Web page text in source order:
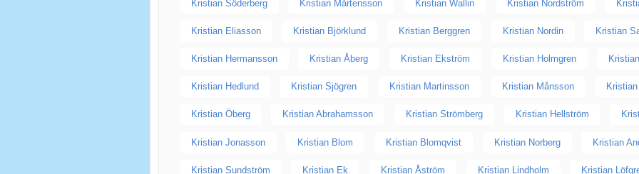
Kristian Söderberg Kristian Mårtensson Kristian Wallin Kristian Nordström
Kristian Eliasson Kristian Björklund Kristian Berggren Kristian Nordin Kristian
Kristian Hermansson Kristian Åberg Kristian Ekström Kristian Holmgren
Kristian Hedlund Kristian Sjögren Kristian Martinsson Kristian Månsson
Kristian Öberg Kristian Abrahamsson Kristian Strömberg Kristian Hellström
Kristian Jonasson Kristian Blom Kristian Blomqvist Kristian Norberg Kristian
Kristian Sundström Kristian Ek Kristian Åström Kristian Lindholm Kristian